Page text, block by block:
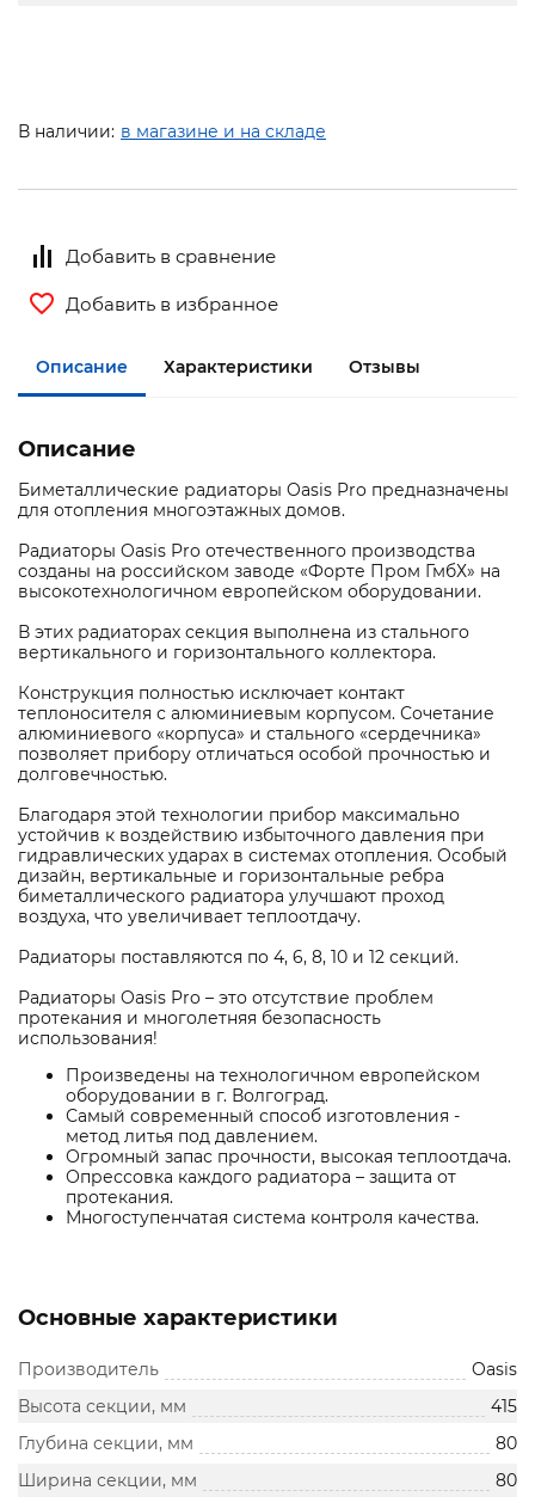
В наличии: в магазине и на складе
Добавить в сравнение
Добавить в избранное
Описание Характеристики Отзывы
Описание
Биметаллические радиаторы Oasis Pro предназначены
для отопления многоэтажных домов.
Радиаторы Oasis Pro отечественного производства
созданы на российском заводе «Форте Пром ГмбХ» на
высокотехнологичном европейском оборудовании.
В этих радиаторах секция выполнена из стального
вертикального и горизонтального коллектора.
Конструкция полностью исключает контакт
теплоносителя с алюминиевым корпусом. Сочетание
алюминиевого «корпуса» и стального «сердечника»
позволяет прибору отличаться особой прочностью и
долговечностью.
Благодаря этой технологии прибор максимально
устойчив к воздействию избыточного давления при
гидравлических ударах в системах отопления. Особый
дизайн, вертикальные и горизонтальные ребра
биметаллического радиатора улучшают проход
воздуха, что увеличивает теплоотдачу.
Радиаторы поставляются по 4, 6, 8, 10 и 12 секций.
Радиаторы Oasis Pro – это отсутствие проблем
протекания и многолетняя безопасность
использования!
Произведены на технологичном европейском
оборудовании в г. Волгоград.
Самый современный способ изготовления -
метод литья под давлением.
Огромный запас прочности, высокая теплоотдача.
Опрессовка каждого радиатора – защита от
протекания.
Многоступенчатая система контроля качества.
Основные характеристики
Производитель
Oasis
Высота секции, мм
415
Глубина секции, мм
80
Ширина секции, мм
80